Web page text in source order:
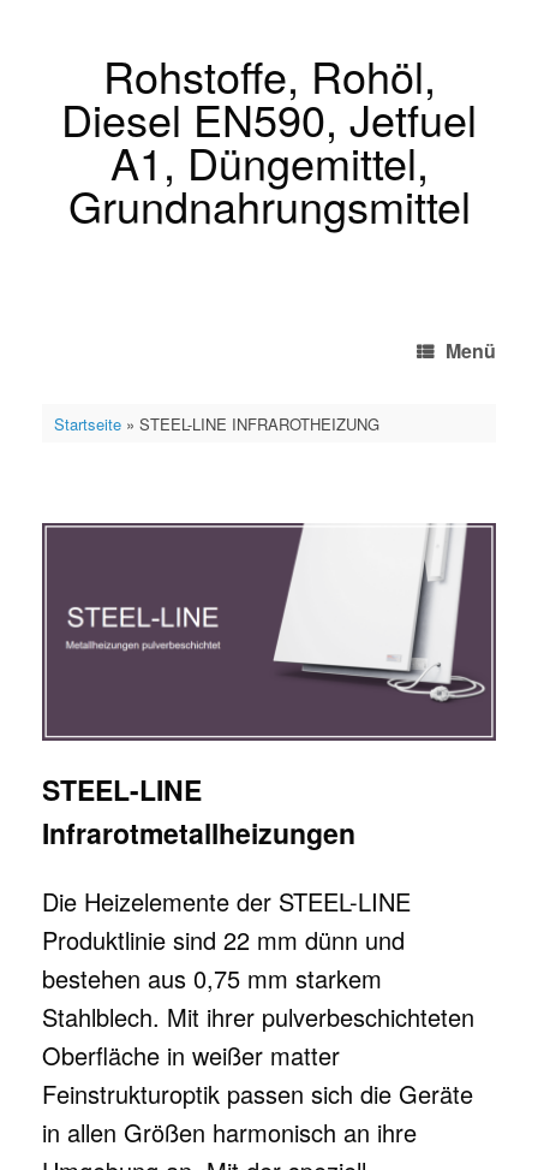
Rohstoffe, Rohöl,
Diesel EN590, Jetfuel
A1, Düngemittel,
Grundnahrungsmittel
Menü
Startseite» STEEL-LINE INFRAROTHEIZUNG
STEEL-LINE
Infrarotmetallheizungen
Die Heizelemente der STEEL-LINE
Produktlinie sind 22 mm dünn und
bestehen aus 0,75 mm starkem
Stahlblech. Mit ihrer pulverbeschichteten
Oberfläche in weißer matter
Feinstrukturoptik passen sich die Geräte
in allen Größen harmonisch an ihre